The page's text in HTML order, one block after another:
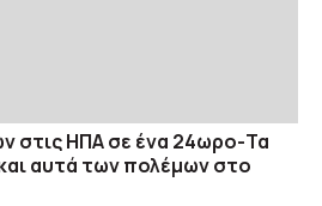
στις ΗΠΑ σε ένα 24ωρο-Τα
αυτά των πολέμων στο